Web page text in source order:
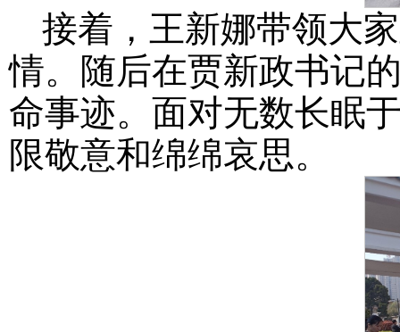
接着，王新娜带领大
情。随后在贾新政书记
命事迹。面对无数长眠
限敬意和绵绵哀思。